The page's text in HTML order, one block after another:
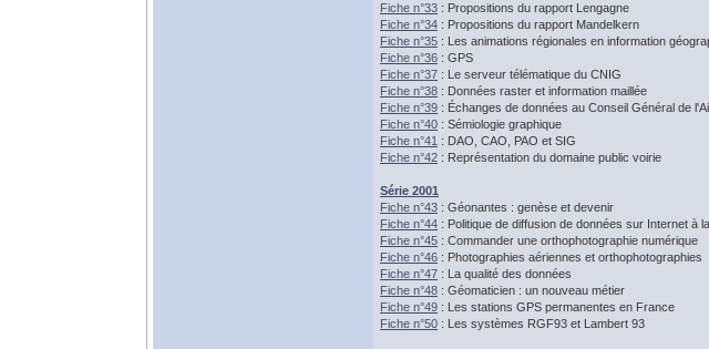
Fiche n°33 : Propositions du rapport Lengagne
Fiche n°34 : Propositions du rapport Mandelkern
Fiche n°35 : Les animations régionales en information
Fiche n°36 : GPS
Fiche n°37 : Le serveur télématique du CNIG
Fiche n°38 : Données raster et information maillée
Fiche n°39 : Échanges de données au Conseil Général de
Fiche n°40 : Sémiologie graphique
Fiche n°41 : DAO, CAO, PAO et SIG
Fiche n°42 : Représentation du domaine public voirie
Série 2001
Fiche n°43 : Géonantes : genèse et devenir
Fiche n°44 : Politique de diffusion de données sur Internet à
Fiche n°45 : Commander une orthophotographie numérique
Fiche n°46 : Photographies aériennes et orthophotographies
Fiche n°47 : La qualité des données
Fiche n°48 : Géomaticien : un nouveau métier
Fiche n°49 : Les stations GPS permanentes en France
Fiche n°50 : Les systèmes RGF93 et Lambert 93